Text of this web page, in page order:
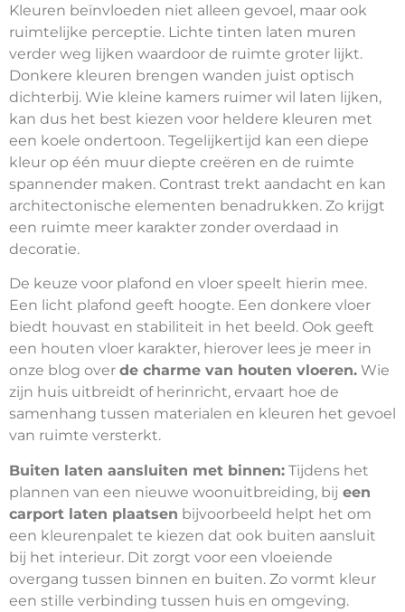
Kleuren beïnvloeden niet alleen gevoel, maar ook
ruimtelijke perceptie. Lichte tinten laten muren
verder weg lijken waardoor de ruimte groter lijkt.
Donkere kleuren brengen wanden juist optisch
dichterbij. Wie kleine kamers ruimer wil laten lijken,
kan dus het best kiezen voor heldere kleuren met
een koele ondertoon. Tegelijkertijd kan een diepe
kleur op één muur diepte creëren en de ruimte
spannender maken. Contrast trekt aandacht en kan
architectonische elementen benadrukken. Zo krijgt
een ruimte meer karakter zonder overdaad in
decoratie.
De keuze voor plafond en vloer speelt hierin mee.
Een licht plafond geeft hoogte. Een donkere vloer
biedt houvast en stabiliteit in het beeld. Ook geeft
een houten vloer karakter, hierover lees je meer in
onze blog over de charme van houten vloeren. Wie
zijn huis uitbreidt of herinricht, ervaart hoe de
samenhang tussen materialen en kleuren het gevoel
van ruimte versterkt.
Buiten laten aansluiten met binnen: Tijdens het
plannen van een nieuwe woonuitbreiding, bij een
carport laten plaatsen bijvoorbeeld helpt het om
een kleurenpalet te kiezen dat ook buiten aansluit
bij het interieur. Dit zorgt voor een vloeiende
overgang tussen binnen en buiten. Zo vormt kleur
een stille verbinding tussen huis en omgeving.